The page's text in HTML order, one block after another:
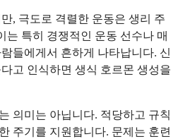
, 극도로 격렬한 운동은 생리 주
는 특히 경쟁적인 운동 선수나 매
들에게서 흔하게 나타납니다. 신
고 인식하면 생식 호르몬 생성을
의미는 아닙니다. 적당하고 규칙
주기를 지원합니다. 문제는 훈련